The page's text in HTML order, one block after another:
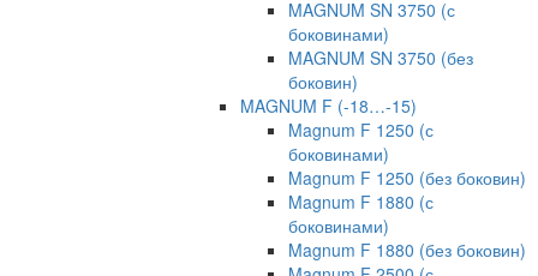
MAGNUM SN 3750 (с
боковинами)
MAGNUM SN 3750 (без
боковин)
MAGNUM F (-18…-15)
Magnum F 1250 (с
боковинами)
Magnum F 1250 (без боковин)
Magnum F 1880 (с
боковинами)
Magnum F 1880 (без боковин)